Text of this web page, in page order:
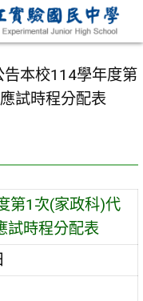
告本校114學年度第
試時程分配表
第1次(家政科)代
試時程分配表